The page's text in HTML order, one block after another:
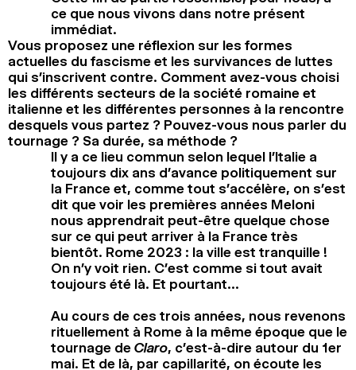
ce que nous vivons dans notre présent
immédiat.
Vous proposez une réflexion sur les formes
actuelles du fascisme et les survivances de luttes
qui s’inscrivent contre. Comment avez-vous choisi
les différents secteurs de la société romaine et
italienne et les différentes personnes à la rencontre
desquels vous partez ? Pouvez-vous nous parler du
tournage ? Sa durée, sa méthode ?
Il y a ce lieu commun selon lequel l’Italie a
toujours dix ans d’avance politiquement sur
la France et, comme tout s’accélère, on s’est
dit que voir les premières années Meloni
nous apprendrait peut-être quelque chose
sur ce qui peut arriver à la France très
bientôt. Rome 2023 : la ville est tranquille !
On n’y voit rien. C’est comme si tout avait
toujours été là. Et pourtant…
Au cours de ces trois années, nous revenons
rituellement à Rome à la même époque que le
tournage de Claro, c’est-à-dire autour du 1er
mai. Et de là, par capillarité, on écoute les